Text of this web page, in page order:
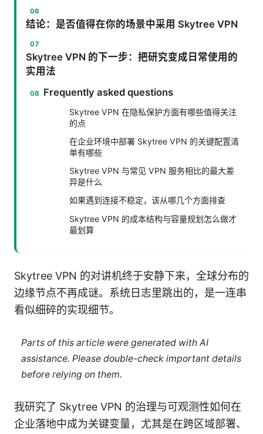
结论：是否值得在你的场景中采用 Skytree VPN
Skytree VPN 的下一步：把研究变成日常使用的
实用法
Frequently asked questions
Skytree VPN 在隐私保护方面有哪些值得关注
的点
在企业环境中部署 Skytree VPN 的关键配置清
单有哪些
Skytree VPN 与常见 VPN 服务相比的最大差
异是什么
如果遇到连接不稳定，该从哪几个方面排查
Skytree VPN 的成本结构与容量规划怎么做才
最划算
Skytree VPN 的对讲机终于安静下来，全球分布的
边缘节点不再成谜。系统日志里跳出的，是一连串
看似细碎的实现细节。
Parts of this article were generated with AI
assistance. Please double-check important details
before relying on them.
我研究了 Skytree VPN 的治理与可观测性如何在
企业落地中成为关键变量，尤其是在跨区域部署、